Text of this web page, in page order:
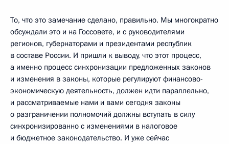
То, что это замечание сделано, правильно. Мы многократно
обсуждали это и на Госсовете, и с руководителями
регионов, губернаторами и президентами республик
в составе России. И пришли к выводу, что этот процесс,
а именно процесс синхронизации предложенных законов
и изменения в законы, которые регулируют финансово-
экономическую деятельность, должен идти параллельно,
и рассматриваемые нами и вами сегодня законы
о разграничении полномочий должны вступать в силу
синхронизированно с изменениями в налоговое
и бюджетное законодательство. И уже сейчас